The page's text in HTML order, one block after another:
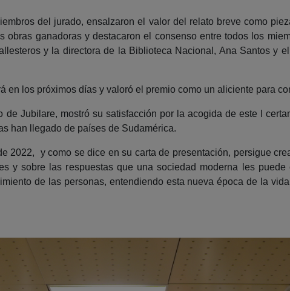
del jurado, ensalzaron el valor del relato breve como
ganadoras y destacaron el consenso entre todos los
y la directora de la Biblioteca Nacional, Ana Santos y
en los próximos días y valoró el premio como un aliciente para
Jubilare, mostró su satisfacción por la acogida de este I
han llegado de países de Sudamérica.
2022, y como se dice en su carta de presentación, persigue
y sobre las respuestas que una sociedad moderna les
de las personas, entendiendo esta nueva época de la